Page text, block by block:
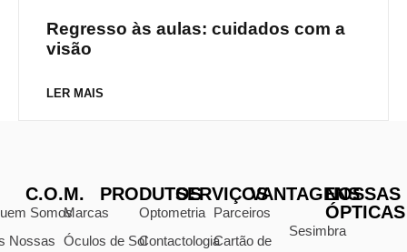
Regresso às aulas: cuidados com a
visão
LER MAIS
C.O.M.
Somos
Nossas
PRODUTOS
Marcas
Óculos de Sol
SERVIÇOS
Optometria
Contactologia
VANTAGENS
Parceiros
Cartão de
NOSSAS
ÓPTICAS
Sesimbra